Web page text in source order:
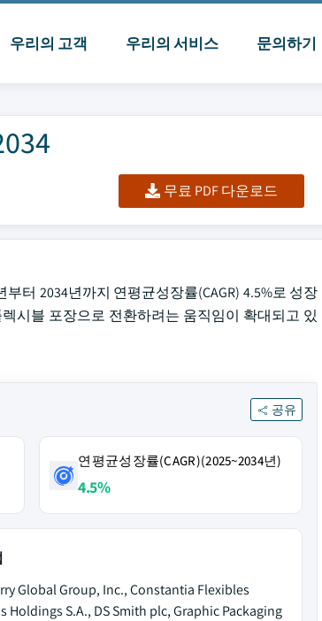
우리의 고객 우리의 서비스 문의하기
무료 PDF 다운로드
터 2034년까지 연평균성장률(CAGR) 4.5%로 성장
시블 포장으로 전환하려는 움직임이 확대되고 있
공유
연평균성장률(CAGR)(2025~2034년)
4.5%
Global Group, Inc., Constantia Flexibles
Holdings S.A., DS Smith plc, Graphic Packaging